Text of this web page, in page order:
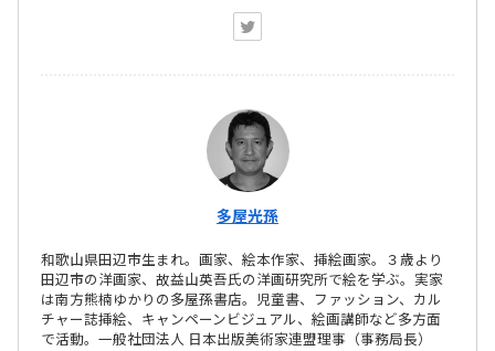
多屋光孫
和歌山県田辺市生まれ。画家、絵本作家、挿絵画家。３歳より
田辺市の洋画家、故益山英吾氏の洋画研究所で絵を学ぶ。実家
は南方熊楠ゆかりの多屋孫書店。児童書、ファッション、カル
チャー誌挿絵、キャンペーンビジュアル、絵画講師など多方面
で活動。一般社団法人 日本出版美術家連盟理事（事務局長）